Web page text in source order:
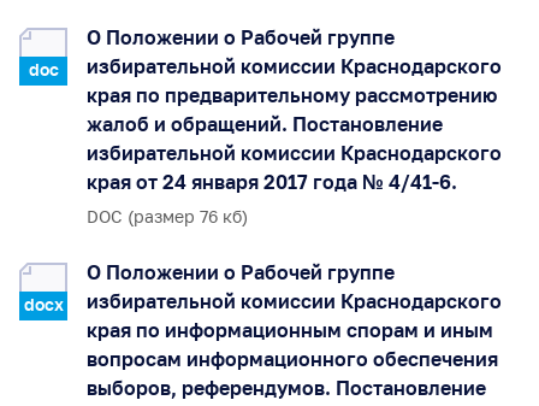
doc
О Положении о Рабочей группе
избирательной комиссии Краснодарского
края по предварительному рассмотрению
жалоб и обращений. Постановление
избирательной комиссии Краснодарского
края от 24 января 2017 года № 4/41-6.
DOC (размер 76 кб)
docx
О Положении о Рабочей группе
избирательной комиссии Краснодарского
края по информационным спорам и иным
вопросам информационного обеспечения
выборов, референдумов. Постановление